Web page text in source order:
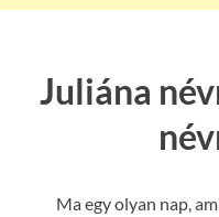
Juliána
Ma egy olyan nap,